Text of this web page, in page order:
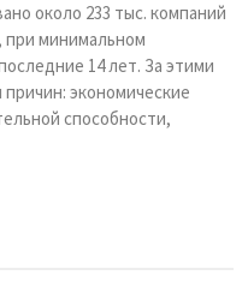
около 233 тыс. компаний
при минимальном
14 лет. За этими
экономические
способности,